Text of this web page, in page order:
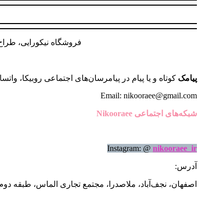
ممکن
در
فروشگاه نیکورایی، طراح
پیامک کوتاه و یا پیام در پیامرسان‌های اجتماعی روبیکا، واتساپ،
Email: nikooraee@gmail.com
شبکه‌های اجتماعی Nikooraee
Instagram: @ nikooraee_ir
آدرس:
اصفهان، نجف‌آباد، ملاصدرا، مجتمع تجاری الماس، طبقه دوم،